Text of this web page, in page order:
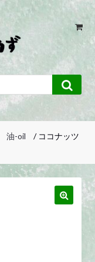
油-oil
/ ココナッツ